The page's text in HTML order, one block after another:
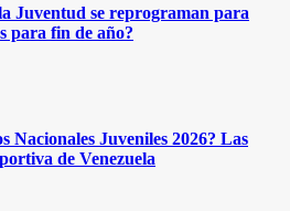
Juventud se reprograman para
para fin de año?
Nacionales Juveniles 2026? Las
de Venezuela